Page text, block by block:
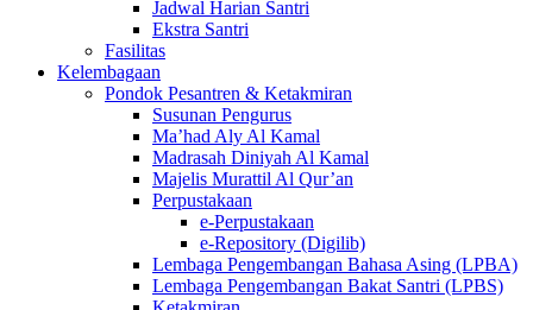
Jadwal Harian Santri
Ekstra Santri
Fasilitas
Kelembagaan
Pondok Pesantren & Ketakmiran
Susunan Pengurus
Ma’had Aly Al Kamal
Madrasah Diniyah Al Kamal
Majelis Murattil Al Qur’an
Perpustakaan
e-Perpustakaan
e-Repository (Digilib)
Lembaga Pengembangan Bahasa Asing (LPBA)
Lembaga Pengembangan Bakat Santri (LPBS)